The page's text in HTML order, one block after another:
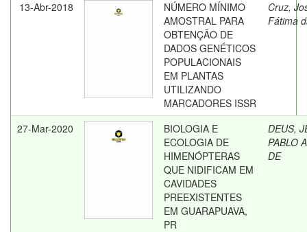
13-Abr-2018
NÚMERO MÍNIMO
AMOSTRAL PARA
OBTENÇÃO DE
DADOS GENÉTICOS
POPULACIONAIS
EM PLANTAS
UTILIZANDO
MARCADORES ISSR
Cruz,
Fátima
27-Mar-2020
BIOLOGIA E
ECOLOGIA DE
HIMENÓPTERAS
QUE NIDIFICAM EM
CAVIDADES
PREEXISTENTES
EM GUARAPUAVA,
PR
DEUS,
PABLO
DE